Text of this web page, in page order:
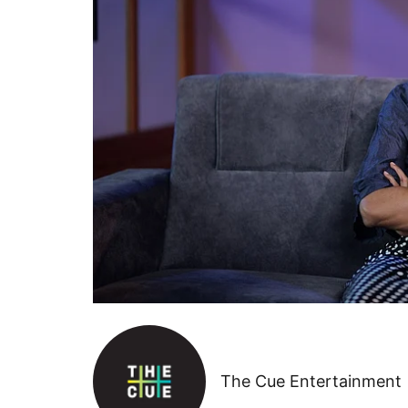
The Cue Entertainment